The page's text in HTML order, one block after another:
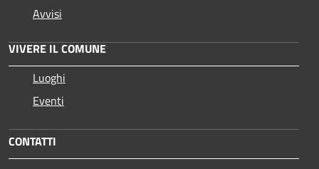
Avvisi
VIVERE IL COMUNE
Luoghi
Eventi
CONTATTI